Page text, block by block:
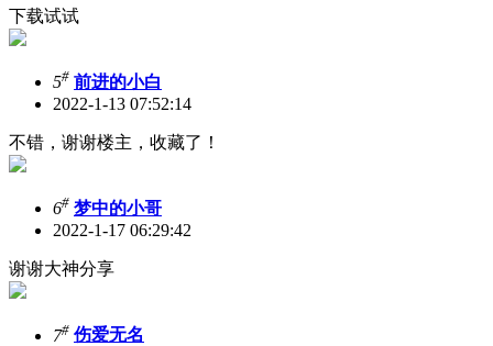
下载试试
5# 前进的小白
2022-1-13 07:52:14
不错，谢谢楼主，收藏了！
6# 梦中的小哥
2022-1-17 06:29:42
谢谢大神分享
7# 伤爱无名